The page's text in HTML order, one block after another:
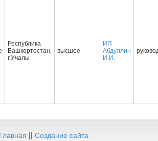
Республика
Башкортостан,
г.Учалы
высшее
ИП
Абдуллин
И.И.
Главная || Создание сайта